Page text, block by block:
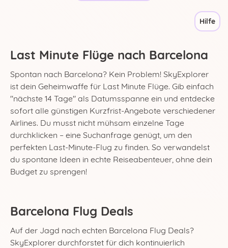
Hilfe
Last Minute Flüge nach Barcelona
Spontan nach Barcelona? Kein Problem! SkyExplorer
ist dein Geheimwaffe für Last Minute Flüge. Gib einfach
"nächste 14 Tage" als Datumsspanne ein und entdecke
sofort alle günstigen Kurzfrist-Angebote verschiedener
Airlines. Du musst nicht mühsam einzelne Tage
durchklicken – eine Suchanfrage genügt, um den
perfekten Last-Minute-Flug zu finden. So verwandelst
du spontane Ideen in echte Reiseabenteuer, ohne dein
Budget zu sprengen!
Barcelona Flug Deals
Auf der Jagd nach echten Barcelona Flug Deals?
SkyExplorer durchforstet für dich kontinuierlich